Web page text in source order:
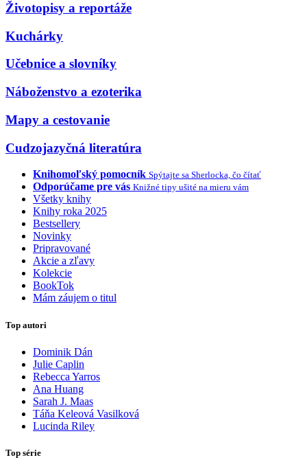
Životopisy a reportáže
Kuchárky
Učebnice a slovníky
Náboženstvo a ezoterika
Mapy a cestovanie
Cudzojazyčná literatúra
Knihomoľský pomocník Spýtajte sa Sherlocka, čo čítať
Odporúčame pre vás Knižné tipy ušité na mieru vám
Všetky knihy
Knihy roka 2025
Bestsellery
Novinky
Pripravované
Akcie a zľavy
Kolekcie
BookTok
Mám záujem o titul
Top autori
Dominik Dán
Julie Caplin
Rebecca Yarros
Ana Huang
Sarah J. Maas
Táňa Keleová Vasilková
Lucinda Riley
Top série